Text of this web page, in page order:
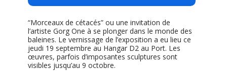
“Morceaux de cétacés” ou une invitation de
l’artiste Gorg One à se plonger dans le monde des
baleines. Le vernissage de l’exposition a eu lieu ce
jeudi 19 septembre au Hangar D2 au Port. Les
œuvres, parfois d’imposantes sculptures sont
visibles jusqu’au 9 octobre.